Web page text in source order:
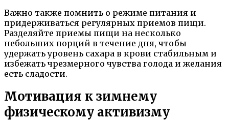
Важно также помнить о режиме питания и
придерживаться регулярных приемов пищи.
Разделяйте приемы пищи на несколько
небольших порций в течение дня, чтобы
удержать уровень сахара в крови стабильным и
избежать чрезмерного чувства голода и желания
есть сладости.
Мотивация к зимнему
физическому активизму